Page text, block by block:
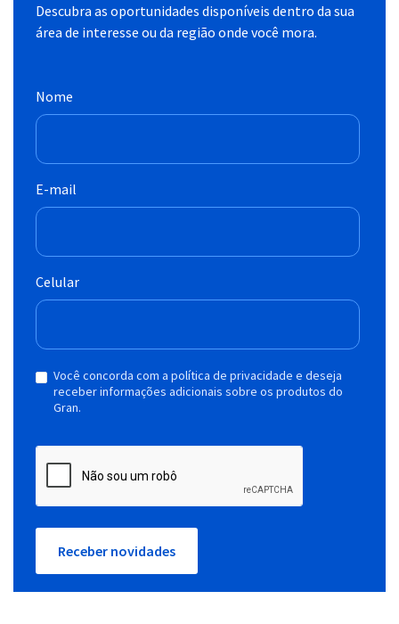
Descubra as oportunidades disponíveis dentro da sua
área de interesse ou da região onde você mora.
Nome
E-mail
Celular
Você concorda com a política de privacidade e deseja
receber informações adicionais sobre os produtos do
Gran.
Receber novidades